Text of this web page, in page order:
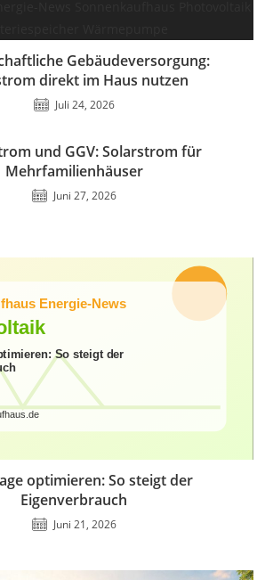
Gebäudeversorgung:
direkt im Haus nutzen
Juli 24, 2026
und GGV: Solarstrom für
Mehrfamilienhäuser
Juni 27, 2026
optimieren: So steigt der
Eigenverbrauch
Juni 21, 2026